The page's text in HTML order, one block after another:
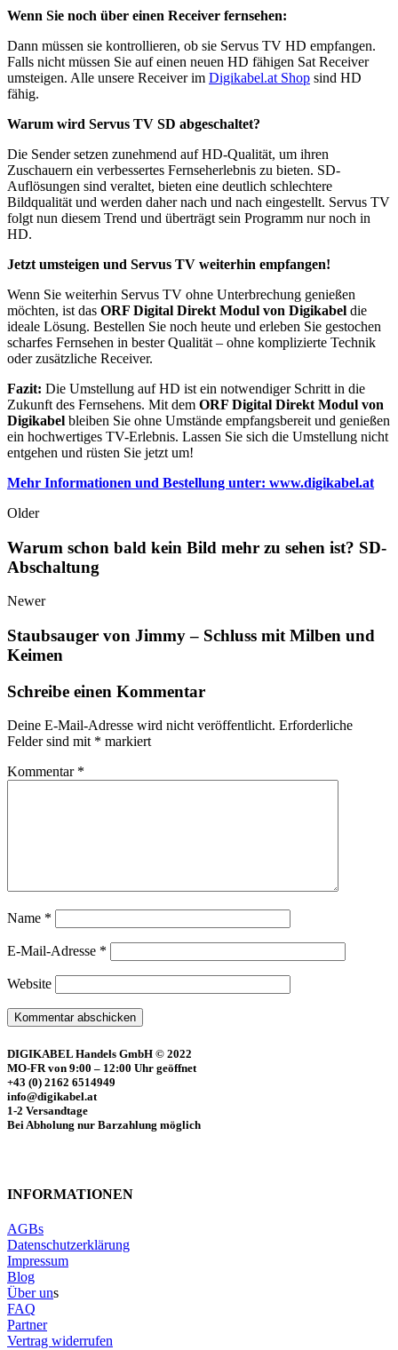
Wenn Sie noch über einen Receiver fernsehen:
Dann müssen sie kontrollieren, ob sie Servus TV HD empfangen.
Falls nicht müssen Sie auf einen neuen HD fähigen Sat Receiver
umsteigen. Alle unsere Receiver im Digikabel.at Shop sind HD
fähig.
Warum wird Servus TV SD abgeschaltet?
Die Sender setzen zunehmend auf HD-Qualität, um ihren
Zuschauern ein verbessertes Fernseherlebnis zu bieten. SD-
Auflösungen sind veraltet, bieten eine deutlich schlechtere
Bildqualität und werden daher nach und nach eingestellt. Servus TV
folgt nun diesem Trend und überträgt sein Programm nur noch in
HD.
Jetzt umsteigen und Servus TV weiterhin empfangen!
Wenn Sie weiterhin Servus TV ohne Unterbrechung genießen
möchten, ist das ORF Digital Direkt Modul von Digikabel die
ideale Lösung. Bestellen Sie noch heute und erleben Sie gestochen
scharfes Fernsehen in bester Qualität – ohne komplizierte Technik
oder zusätzliche Receiver.
Fazit: Die Umstellung auf HD ist ein notwendiger Schritt in die
Zukunft des Fernsehens. Mit dem ORF Digital Direkt Modul von
Digikabel bleiben Sie ohne Umstände empfangsbereit und genießen
ein hochwertiges TV-Erlebnis. Lassen Sie sich die Umstellung nicht
entgehen und rüsten Sie jetzt um!
Mehr Informationen und Bestellung unter: www.digikabel.at
Older
Warum schon bald kein Bild mehr zu sehen ist? SD-
Abschaltung
Newer
Staubsauger von Jimmy – Schluss mit Milben und
Keimen
Schreibe einen Kommentar
Deine E-Mail-Adresse wird nicht veröffentlicht. Erforderliche
Felder sind mit * markiert
Kommentar *
Name *
E-Mail-Adresse *
Website
DIGIKABEL Handels GmbH © 2022
MO-FR von 9:00 – 12:00 Uhr geöffnet
+43 (0) 2162 6514949
info@digikabel.at
1-2 Versandtage
Bei Abholung nur Barzahlung möglich
INFORMATIONEN
AGBs
Datenschutzerklärung
Impressum
Blog
Über uns
FAQ
Partner
Vertrag widerrufen